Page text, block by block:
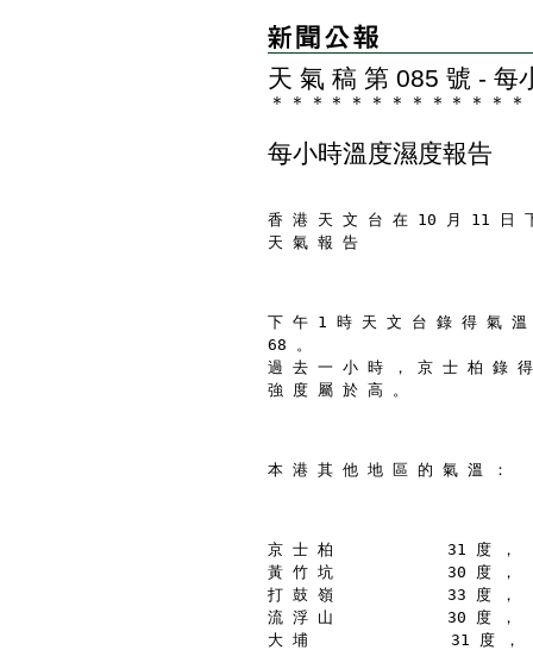
天 氣 稿 第 085 號 - 每
＊ ＊ ＊ ＊ ＊ ＊ ＊ ＊ ＊ ＊ ＊ ＊ ＊
每小時溫度濕度報告
香 港 天 文 台 在 10 月 11 日
天 氣 報 告
下 午 1 時 天 文 台 錄 得 氣
68 。
過 去 一 小 時 ， 京 士 柏 錄
強 度 屬 於 高 。
本 港 其 他 地 區 的 氣 溫 ：
京 士 柏            31 度 ，
黃 竹 坑            30 度 ，
打 鼓 嶺            33 度 ，
流 浮 山            30 度 ，
大 埔               31 度 ，